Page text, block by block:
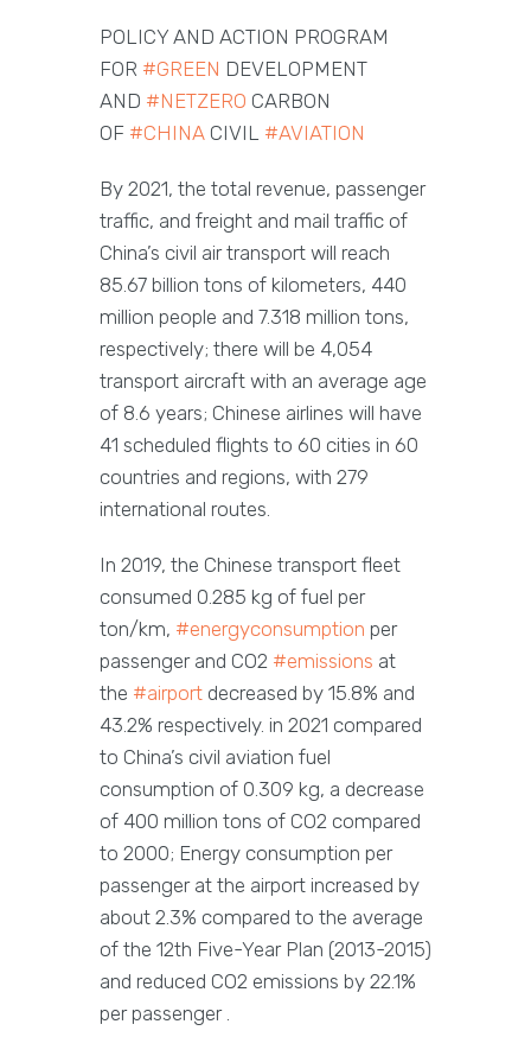
POLICY AND ACTION PROGRAM
FOR #GREEN DEVELOPMENT
AND #NETZERO CARBON
OF #CHINA CIVIL #AVIATION
By 2021, the total revenue, passenger
traffic, and freight and mail traffic of
China’s civil air transport will reach
85.67 billion tons of kilometers, 440
million people and 7.318 million tons,
respectively; there will be 4,054
transport aircraft with an average age
of 8.6 years; Chinese airlines will have
41 scheduled flights to 60 cities in 60
countries and regions, with 279
international routes.
In 2019, the Chinese transport fleet
consumed 0.285 kg of fuel per
ton/km, #energyconsumption per
passenger and CO2 #emissions at
the #airport decreased by 15.8% and
43.2% respectively. in 2021 compared
to China’s civil aviation fuel
consumption of 0.309 kg, a decrease
of 400 million tons of CO2 compared
to 2000; Energy consumption per
passenger at the airport increased by
about 2.3% compared to the average
of the 12th Five-Year Plan (2013-2015)
and reduced CO2 emissions by 22.1%
per passenger .